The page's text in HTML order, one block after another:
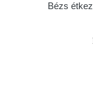
Bézs